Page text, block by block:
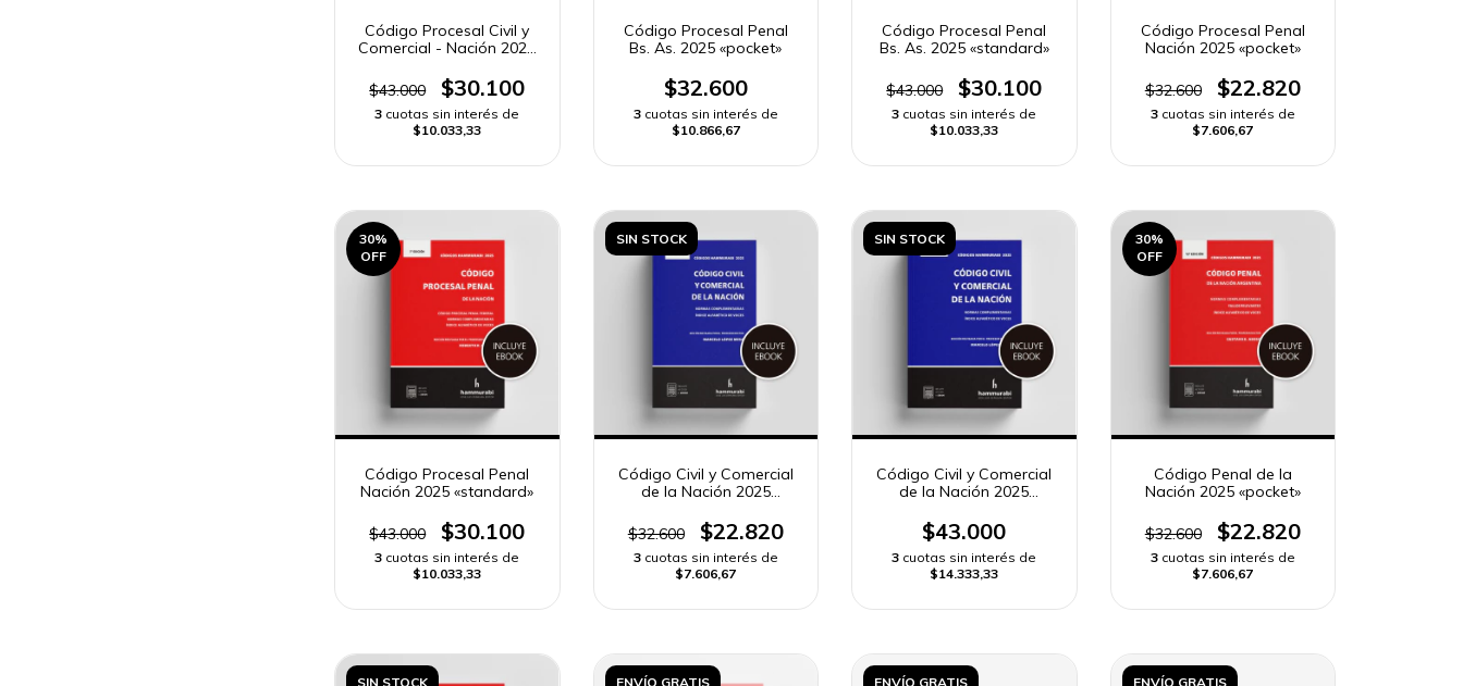
Código Procesal Civil y
Comercial - Nación 2025
$43.000
$30.100
3 cuotas sin interés de
$10.033,33
Código Procesal Penal
Bs. As. 2025 «pocket»
$32.600
3 cuotas sin interés de
$10.866,67
Código Procesal Penal
Bs. As. 2025 «standard»
$43.000 $30.100
3 cuotas sin interés de
$10.033,33
Código Procesal Penal
Nación 2025 «pocket»
$32.600 $22.820
3 cuotas sin interés de
$7.606,67
30%
OFF
Código Procesal Penal
Nación 2025 «standard»
$43.000 $30.100
3 cuotas sin interés de
$10.033,33
SIN STOCK
Código Civil y Comercial
de la Nación 2025
$32.600
$22.820
3 cuotas sin interés de
$7.606,67
SIN STOCK
Código Civil y Comercial
de la Nación 2025
$43.000
3 cuotas sin interés de
$14.333,33
30%
OFF
Código Penal de la
Nación 2025 «pocket»
$32.600 $22.820
3 cuotas sin interés de
$7.606,67
SIN STOCK ENVÍO GRATIS ENVÍO GRATIS ENVÍO GRATIS